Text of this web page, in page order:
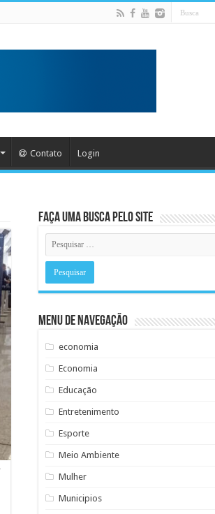
Contato Login
Faça uma busca pelo Site
Menu de Navegação
economia
Economia
Educação
Entretenimento
Esporte
Meio Ambiente
Mulher
Municipios